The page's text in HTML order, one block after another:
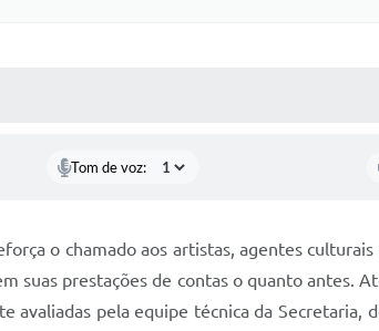
Tom de voz:
o chamado aos artistas, agentes
suas prestações de contas o quanto antes.
pela equipe técnica da Secretaria,